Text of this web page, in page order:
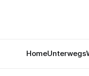
HomeUnterwegs